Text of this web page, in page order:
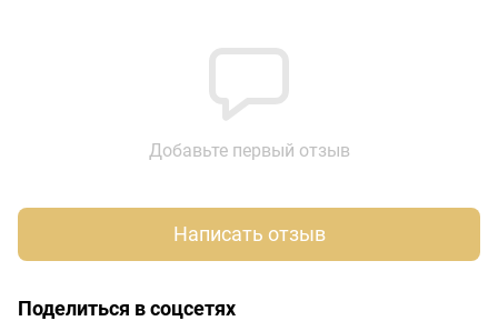
Добавьте первый отзыв
Написать отзыв
Поделиться в соцсетях